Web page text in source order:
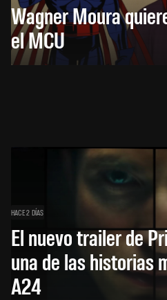
Wagner Moura
el MCU
HACE 2 DÍAS
El nuevo trailer de
una de las historias
A24